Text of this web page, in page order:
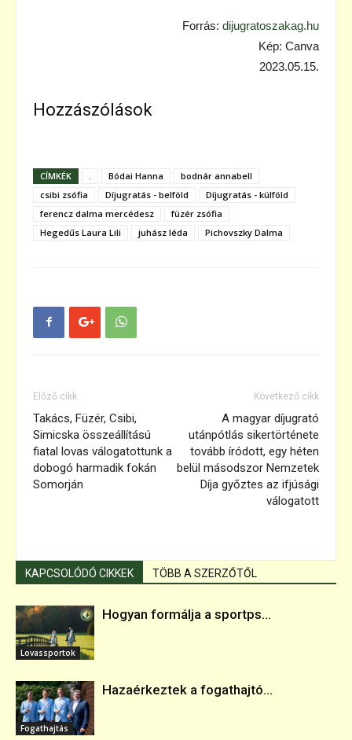
Forrás: dijugratoszakag.hu
Kép: Canva
2023.05.15.
Hozzászólások
CÍMKÉK Bódai Hanna
bodnár annabell
csibi zsófia
Díjugratás - belföld
Díjugratás - külföld
ferencz dalma mercédesz
füzér zsófia
Hegedűs Laura Lili
juhász léda Pichovszky Dalma
Előző cikk
Takács, Füzér, Csibi,
Simicska összeállítású
fiatal lovas válogatottunk a
dobogó harmadik fokán
Somorján
Következő cikk
A magyar díjugrató
utánpótlás sikertörténete
tovább íródott, egy héten
belül másodszor Nemzetek
Díja győztes az ifjúsági
válogatott
KAPCSOLÓDÓ CIKKEK TÖBB A SZERZŐTŐL
Lovassportok
Hogyan formálja a sportps...
Fogathajtás
Hazaérkeztek a fogathajtó...